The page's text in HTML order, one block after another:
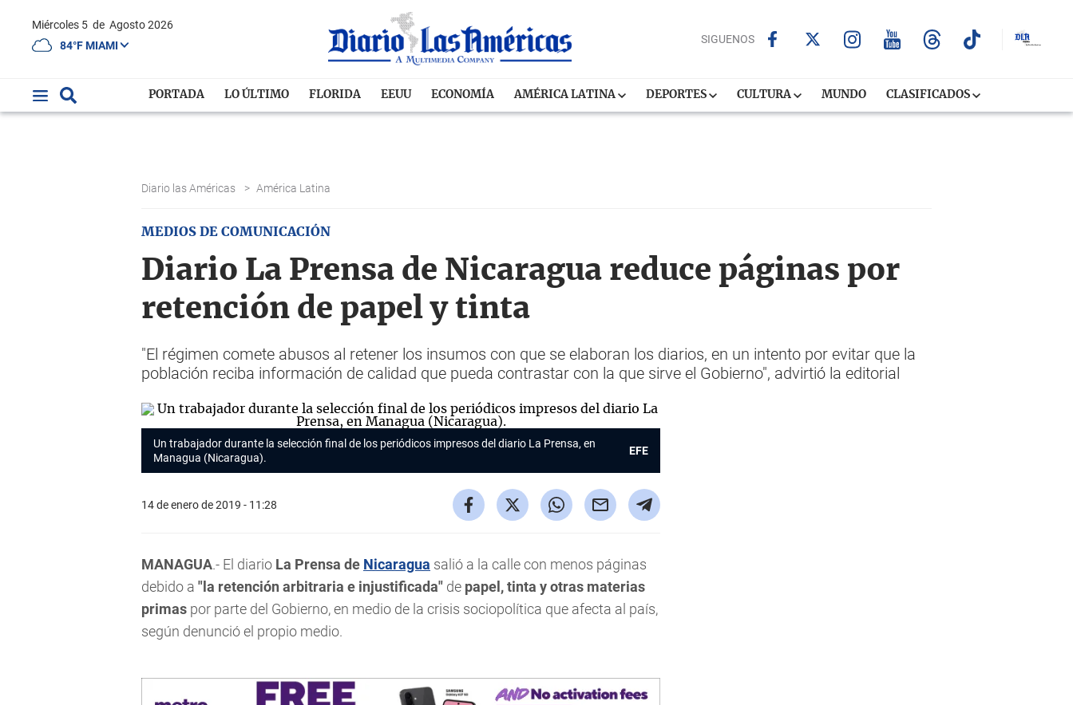
Miércoles 5 de Agosto 2026
84°F MIAMI
SIGUENOS
PORTADA LO ÚLTIMO FLORIDA EEUU ECONOMÍA AMÉRICA LATINA DEPORTES CULTURA MUNDO CLASIFICADOS
Diario las Américas > América Latina
MEDIOS DE COMUNICACIÓN
Diario La Prensa de Nicaragua reduce páginas por
retención de papel y tinta
"El régimen comete abusos al retener los insumos con que se elaboran los diarios, en un intento por evitar que la
población reciba información de calidad que pueda contrastar con la que sirve el Gobierno", advirtió la editorial
Un trabajador durante la selección final de los periódicos impresos del diario La Prensa, en
Managua (Nicaragua).
EFE
14 de enero de 2019 - 11:28
MANAGUA.- El diario La Prensa de Nicaragua salió a la calle con menos páginas
debido a "la retención arbitraria e injustificada" de papel, tinta y otras materias
primas por parte del Gobierno, en medio de la crisis sociopolítica que afecta al país,
según denunció el propio medio.